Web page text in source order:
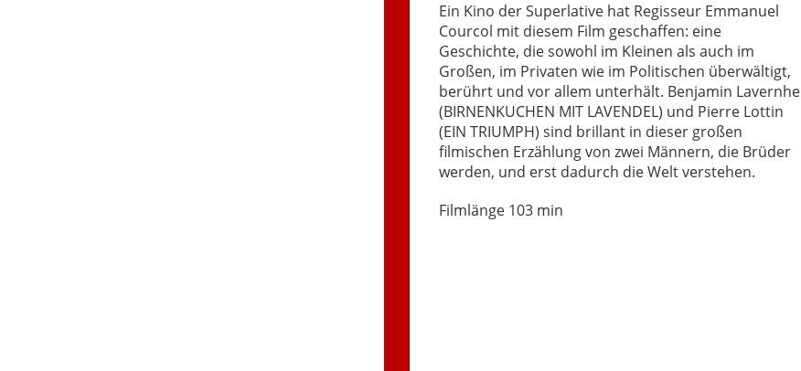
Ein Kino der Superlative hat Regisseur Emmanuel
Courcol mit diesem Film geschaffen: eine
Geschichte, die sowohl im Kleinen als auch im
Großen, im Privaten wie im Politischen überwältigt,
berührt und vor allem unterhält. Benjamin Lavernhe
(BIRNENKUCHEN MIT LAVENDEL) und Pierre Lottin
(EIN TRIUMPH) sind brillant in dieser großen
filmischen Erzählung von zwei Männern, die Brüder
werden, und erst dadurch die Welt verstehen.
Filmlänge 103 min